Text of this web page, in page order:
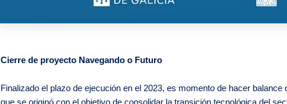
Cierre de proyecto Navegando o Futuro
Finalizado el plazo de ejecución en el 2023, es momento de hacer
que se originó con el objetivo de consolidar la transición tecnológica del